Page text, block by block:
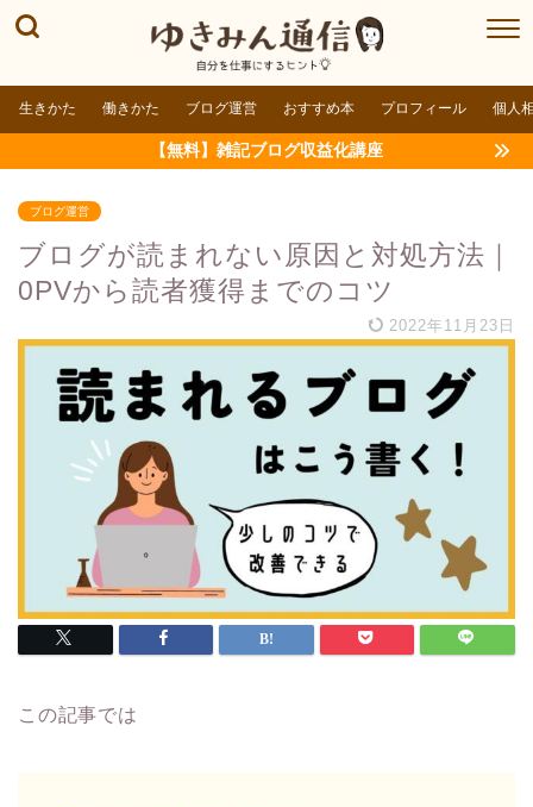
生きかた 働きかた ブログ運営 おすすめ本 プロフィール 個人
【無料】雑記ブログ収益化講座
ブログ運営
ブログが読まれない原因と対処方法｜
0PVから読者獲得までのコツ
2022年11月23日
この記事では